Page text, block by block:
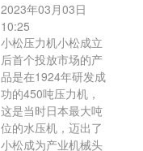
2023年03月03日
10:25
小松压力机小松成立
后首个投放市场的产
品是在1924年研发成
功的450吨压力机，
这是当时日本最大吨
位的水压机，迈出了
小松成为产业机械头